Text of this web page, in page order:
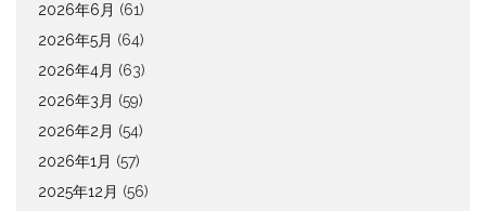
2026年6月 (61)
2026年5月 (64)
2026年4月 (63)
2026年3月 (59)
2026年2月 (54)
2026年1月 (57)
2025年12月 (56)